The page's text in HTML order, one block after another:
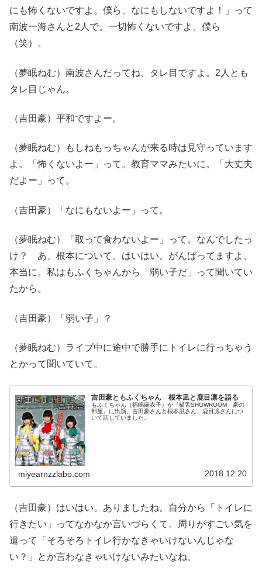
にも怖くないですよ。僕ら、なにもしないですよ！」って
南波一海さんと2人で。一切怖くないですよ、僕ら
（笑）。
（夢眠ねむ）南波さんだってね、タレ目ですよ。2人とも
タレ目じゃん。
（吉田豪）平和ですよー。
（夢眠ねむ）もしねもっちゃんが来る時は見守っています
よ。「怖くないよー」って。教育ママみたいに。「大丈夫
だよー」って。
（吉田豪）「なにもないよー」って。
（夢眠ねむ）「取って食わないよー」って。なんでしたっ
け？ あ、根本について。はいはい。がんばってますよ、
本当に。私はもふくちゃんから「弱い子だ」って聞いてい
たから。
（吉田豪）「弱い子」？
（夢眠ねむ）ライブ中に途中で勝手にトイレに行っちゃう
とかって聞いていて。
吉田豪ともふくちゃん 根本凪と鹿目凛を語る
もふくちゃん（福嶋麻衣子）が『猫舌SHOWROOM 豪の
部屋』に出演。吉田豪さんと根本凪さん、鹿目凛さんにつ
いて話していました。
miyearnzzlabo.com 2018.12.20
（吉田豪）はいはい。ありましたね。自分から「トイレに
行きたい」ってなかなか言いづらくて。周りがすごい気を
遣って「そろそろトイレ行かなきゃいけないんじゃな
い？」とか言わなきゃいけないみたいなね。